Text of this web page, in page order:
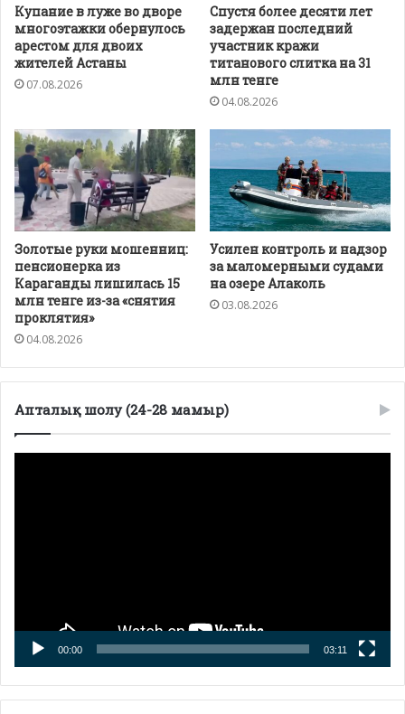
Купание в луже во дворе
многоэтажки обернулось
арестом для двоих
жителей Астаны
07.08.2026
Спустя более десяти лет
задержан последний
участник кражи
титанового слитка на 31
млн тенге
04.08.2026
Золотые руки мошенниц:
пенсионерка из
Караганды лишилась 15
млн тенге из-за «снятия
проклятия»
04.08.2026
Усилен контроль и надзор
за маломерными судами
на озере Алаколь
03.08.2026
Апталық шолу (24-28 мамыр)
00:00 03:11